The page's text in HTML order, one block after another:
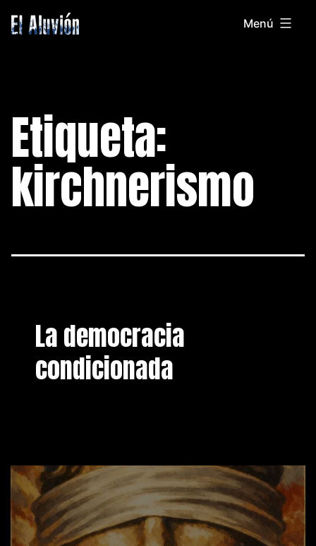
Saltar
El
Menú
Etiqueta:
kirchnerismo
La democracia
condicionada